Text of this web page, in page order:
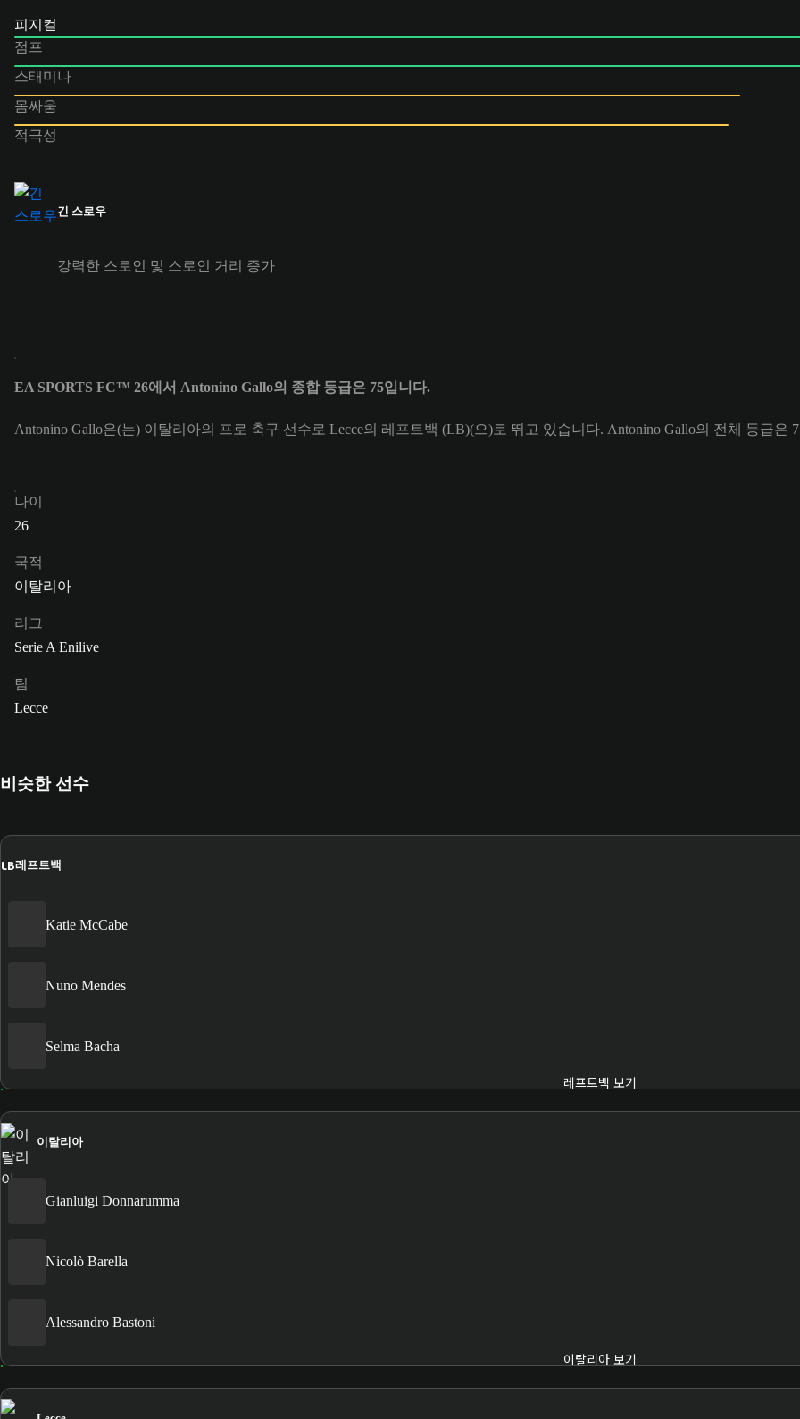
피지컬
점프
스태미나
몸싸움
적극성
긴 스로우
강력한 스로인 및 스로인 거리 증가
EA SPORTS FC™ 26에서 Antonino Gallo의 종합 등급은 75입니다.
Antonino Gallo은(는) 이탈리아의 프로 축구 선수로 Lecce의 레프트백 (LB)(으)로 뛰고 있습니다. Antonino Gallo의 전체 등급은
나이
26
국적
이탈리아
리그
Serie A Enilive
팀
Lecce
비슷한 선수
LB레프트백
Katie McCabe
Nuno Mendes
Selma Bacha
레프트백 보기
이탈리아
Gianluigi Donnarumma
Nicolò Barella
Alessandro Bastoni
이탈리아 보기